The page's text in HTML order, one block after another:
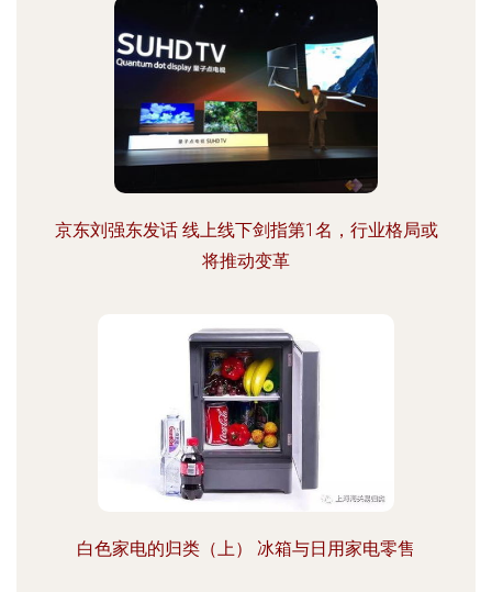
京东刘强东发话 线上线下剑指第1名，行业格局或
将推动变革
白色家电的归类（上） 冰箱与日用家电零售